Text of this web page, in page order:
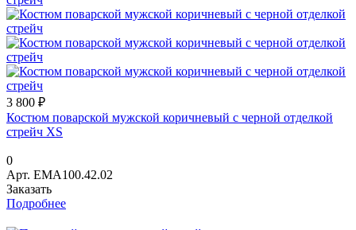
3 800 ₽
Костюм поварской мужской коричневый с черной отделкой
стрейч XS
0
Арт. EМА100.42.02
Заказать
Подробнее